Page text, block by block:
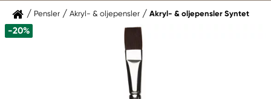
Pensler Akryl- & oljepensler Akryl- & oljepensler Syntet
-20%